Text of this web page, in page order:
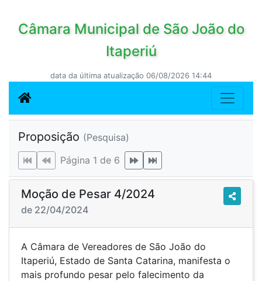
Câmara Municipal de São João do
Itaperiú
data da última atualização 06/08/2026 14:44
Proposição (Pesquisa)
Página 1 de 6
Moção de Pesar 4/2024
de 22/04/2024
A Câmara de Vereadores de São João do
Itaperiú, Estado de Santa Catarina, manifesta o
mais profundo pesar pelo falecimento da